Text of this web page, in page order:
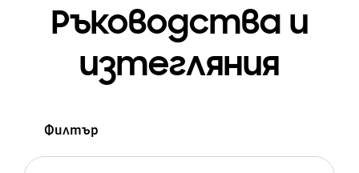
Ръководства и
изтегляния
Филтър